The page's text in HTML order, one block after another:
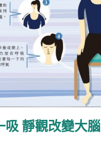
吸 靜觀改變大腦